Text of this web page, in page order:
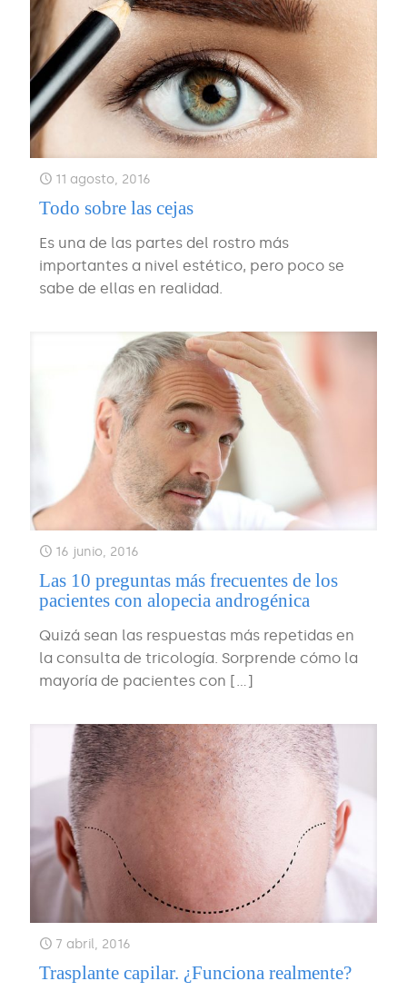
11 agosto, 2016
Todo sobre las cejas
Es una de las partes del rostro más
importantes a nivel estético, pero poco se
sabe de ellas en realidad.
16 junio, 2016
Las 10 preguntas más frecuentes de los
pacientes con alopecia androgénica
Quizá sean las respuestas más repetidas en
la consulta de tricología. Sorprende cómo la
mayoría de pacientes con […]
7 abril, 2016
Trasplante capilar. ¿Funciona realmente?